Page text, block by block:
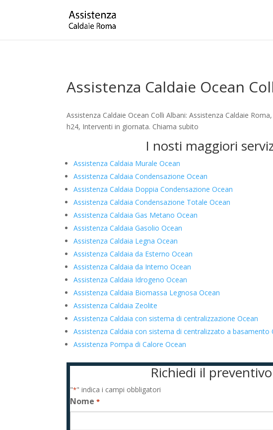
Assistenza Caldaie Ocean
Assistenza Caldaie Ocean Colli Albani: Assistenza Caldaie
h24, Interventi in giornata. Chiama subito
I nosti maggiori
Assistenza Caldaia Murale Ocean
Assistenza Caldaia Condensazione Ocean
Assistenza Caldaia Doppia Condensazione Ocean
Assistenza Caldaia Condensazione Totale Ocean
Assistenza Caldaia Gas Metano Ocean
Assistenza Caldaia Gasolio Ocean
Assistenza Caldaia Legna Ocean
Assistenza Caldaia da Esterno Ocean
Assistenza Caldaia da Interno Ocean
Assistenza Caldaia Idrogeno Ocean
Assistenza Caldaia Biomassa Legnosa Ocean
Assistenza Caldaia Zeolite
Assistenza Caldaia con sistema di centralizzazione Ocean
Assistenza Caldaia con sistema di centralizzato a basamento
Assistenza Pompa di Calore Ocean
Richiedi il
"*" indica i campi obbligatori
Nome *